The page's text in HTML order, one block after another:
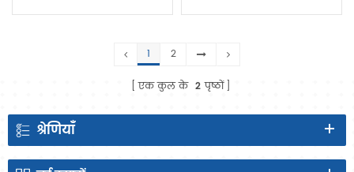
1 2
एक कुल के 2 पृष्ठों
श्रेणियाँ